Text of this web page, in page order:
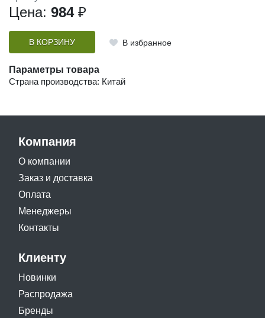
Цена: 984 ₽
В КОРЗИНУ В избранное
Параметры товара
Страна производства: Китай
Компания
О компании
Заказ и доставка
Оплата
Менеджеры
Контакты
Клиенту
Новинки
Распродажа
Бренды